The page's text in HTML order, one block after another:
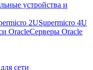
устройства и
2USupermicro 4U
OracleСерверы Oracle
сети